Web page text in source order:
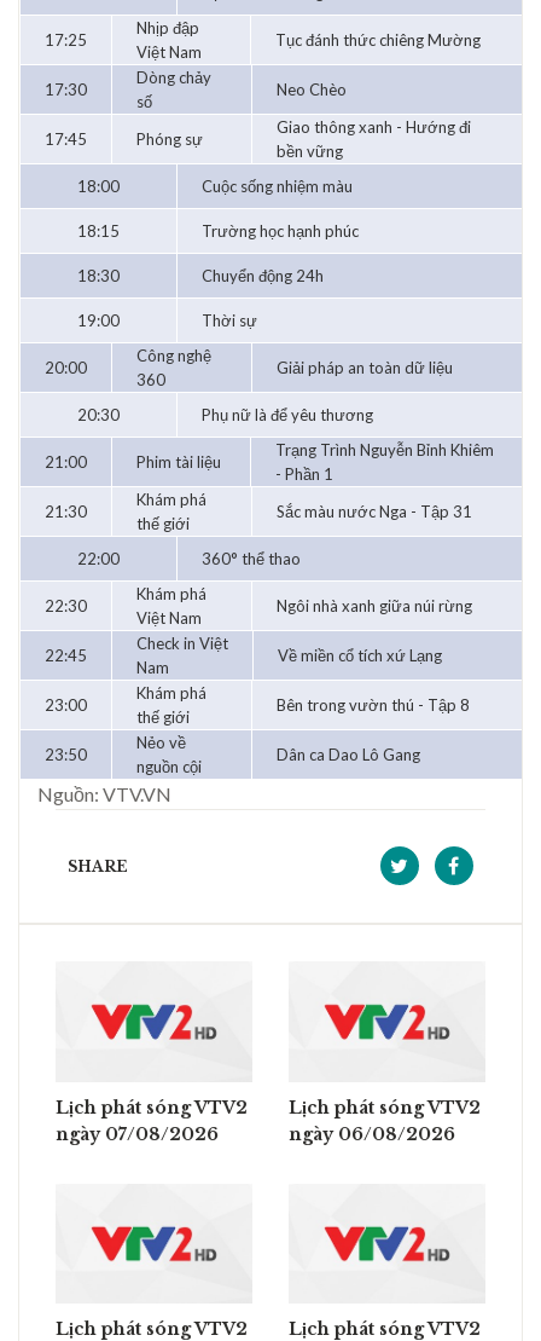
17:25
Nhịp đập
Việt Nam
Tục đánh thức chiêng Mường
17:30
Dòng chảy
số
Neo Chèo
17:45 Phóng sự
Giao thông xanh - Hướng đi
bền vững
18:00
Cuộc sống nhiệm màu
18:15 Trường học hạnh phúc
18:30 Chuyển động 24h
19:00 Thời sự
20:00
Công nghệ
360
Giải pháp an toàn dữ liệu
20:30 Phụ nữ là để yêu thương
21:00 Phim tài liệu
Trạng Trình Nguyễn Bỉnh Khiêm
- Phần 1
21:30
Khám phá
thế giới
Sắc màu nước Nga - Tập 31
22:00 360° thể thao
22:30
Khám phá
Việt Nam
Ngôi nhà xanh giữa núi rừng
22:45
Check in Việt
Nam
Về miền cổ tích xứ Lạng
23:00
Khám phá
thế giới
Bên trong vườn thú - Tập 8
23:50
Nẻo về
nguồn cội
Dân ca Dao Lô Gang
Nguồn: VTV.VN
SHARE
Lịch phát sóng VTV2
ngày 07/08/2026
Lịch phát sóng VTV2
ngày 06/08/2026
Lịch phát sóng VTV2
Lịch phát sóng VTV2